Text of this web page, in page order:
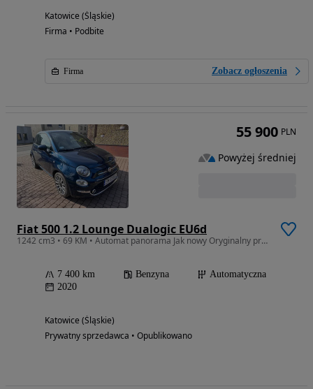
Katowice (Śląskie)
Firma • Podbite
Firma Zobacz ogłoszenia
Fiat 500 1.2 Lounge Dualogic EU6d
1242 cm3 • 69 KM • Automat panorama Jak nowy Oryginalny przebieg
7 400 km Benzyna
Automatyczna
2020
Katowice (Śląskie)
Prywatny sprzedawca • Opublikowano
55 900 PLN
Powyżej średniej